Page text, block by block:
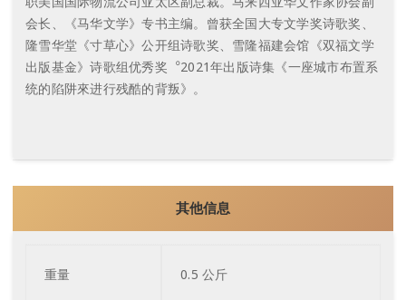
会长、《马华文学》专书主编。曾获全国大专文学奖诗歌奖、
隆雪华堂《寸草心》公开组诗歌奖、雪隆福建会馆《双福文学
出版基金》诗歌组优秀奖︒2021年出版诗集《一座城市布置系
统的陷阱來进行残酷的背叛》。
其他信息
重量 0.5 公斤